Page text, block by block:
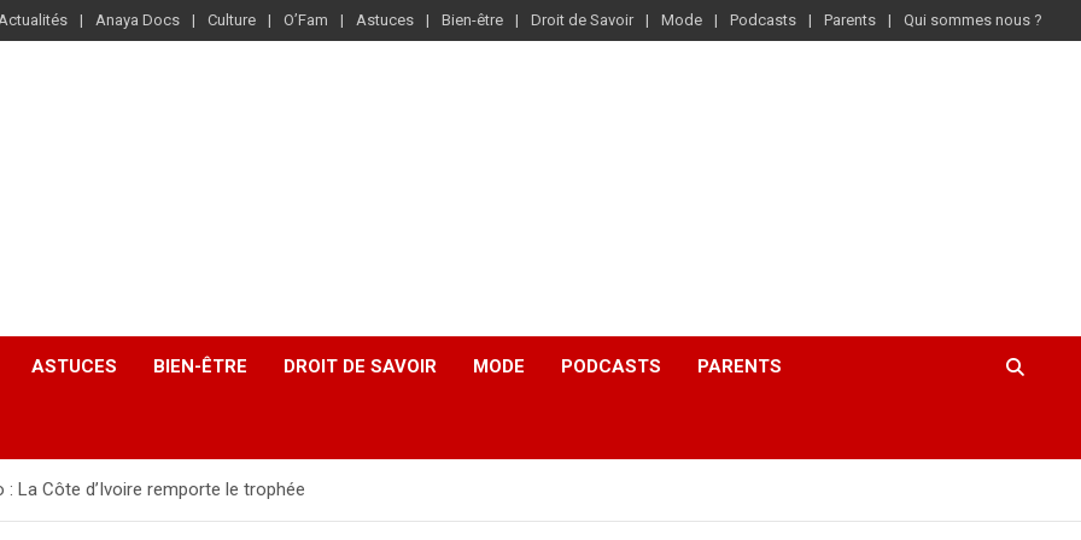
Anaya Docs Culture O’Fam Astuces Bien-être Droit de Savoir Mode Podcasts Parents Qui sommes nous ?
ASTUCES BIEN-ÊTRE DROIT DE SAVOIR MODE PODCASTS PARENTS
: La Côte d’Ivoire remporte le trophée